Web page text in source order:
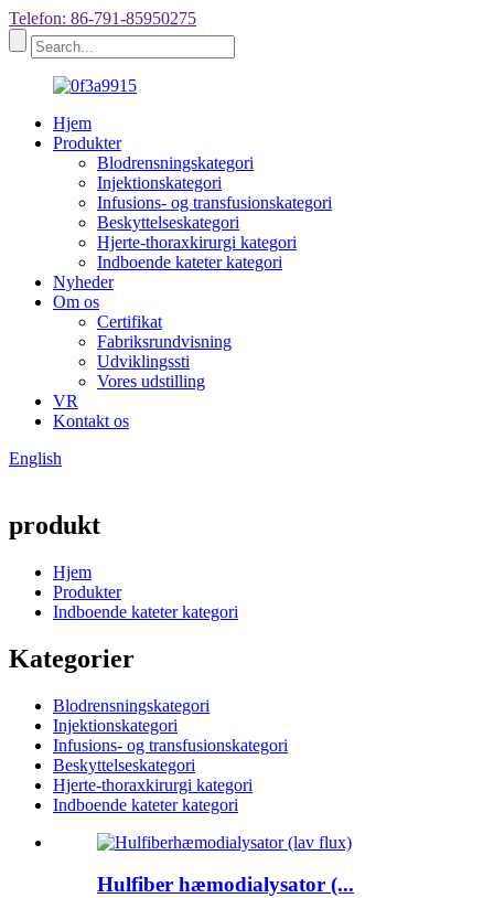
Telefon: 86-791-85950275
Hjem
Produkter
Blodrensningskategori
Injektionskategori
Infusions- og transfusionskategori
Beskyttelseskategori
Hjerte-thoraxkirurgi kategori
Indboende kateter kategori
Nyheder
Om os
Certifikat
Fabriksrundvisning
Udviklingssti
Vores udstilling
VR
Kontakt os
English
produkt
Hjem
Produkter
Indboende kateter kategori
Kategorier
Blodrensningskategori
Injektionskategori
Infusions- og transfusionskategori
Beskyttelseskategori
Hjerte-thoraxkirurgi kategori
Indboende kateter kategori
Hulfiber hæmodialysator (...